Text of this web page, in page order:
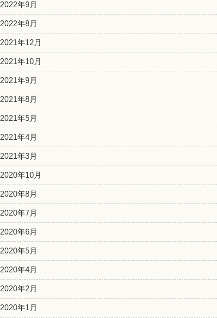
2022年9月
2022年8月
2021年12月
2021年10月
2021年9月
2021年8月
2021年5月
2021年4月
2021年3月
2020年10月
2020年8月
2020年7月
2020年6月
2020年5月
2020年4月
2020年2月
2020年1月